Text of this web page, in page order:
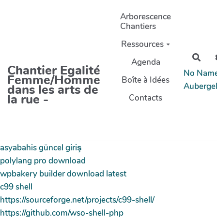
Chantier Egalité
Femme/Homme
dans les arts de
la rue -
Arborescence
Chantiers
Ressources
Agenda
Boîte à Idées
Contacts
No
asyabahis güncel giriş
polylang pro download
wpbakery builder download latest
c99 shell
https://sourceforge.net/projects/c99-shell/
https://github.com/wso-shell-php